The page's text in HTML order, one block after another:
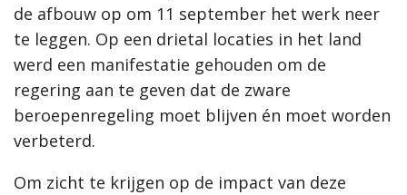
de afbouw op om 11 september het werk neer
te leggen. Op een drietal locaties in het land
werd een manifestatie gehouden om de
regering aan te geven dat de zware
beroepenregeling moet blijven én moet worden
verbeterd.
Om zicht te krijgen op de impact van deze